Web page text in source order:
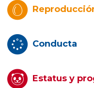
Conducta
Estatus y